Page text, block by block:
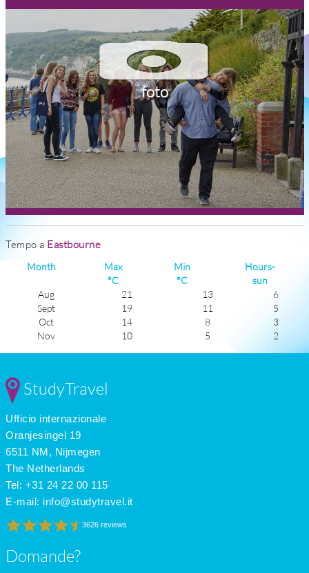
foto
Tempo a Eastbourne
Month
Max
°C
Min
°C
Hours-
sun
Aug
21 13
6
Sept
19 11
5
Oct
14 8
3
Nov
10 5
2
Mar
May
June
July
StudyTravel
Ufficio internazionale
Oranjesingel 19
6511 NM, Nijmegen
The Netherlands
Tel: +31 24 22 00 115
E-mail: info@studytravel.it
3626 reviews
Domande?